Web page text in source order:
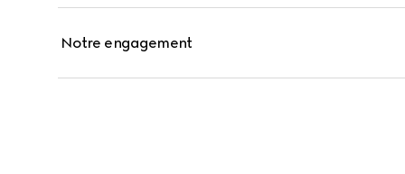
Notre engagement